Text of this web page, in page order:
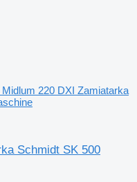
Midlum 220 DXI Zamiatarka
Schmidt SK 500